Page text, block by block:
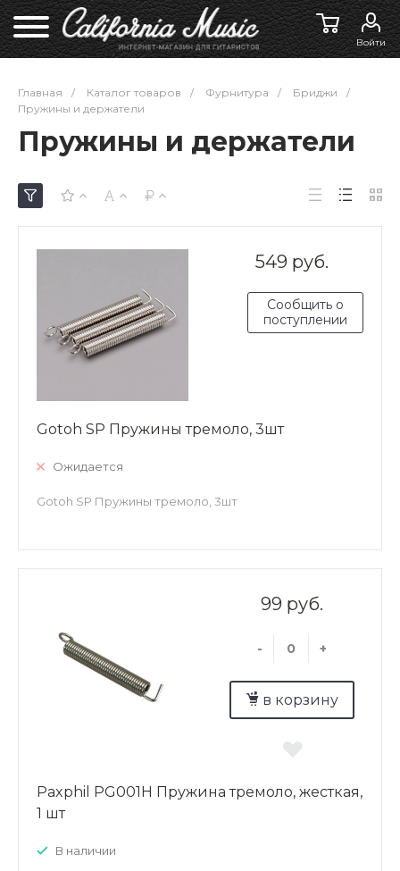
Войти
Главная / Каталог товаров / Фурнитура / Бриджи
/
Пружины и держатели
Пружины и держатели
549 руб.
Сообщить о
поступлении
Gotoh SP Пружины тремоло, 3шт
Ожидается
Gotoh SP Пружины тремоло, 3шт
99 руб.
- +
в корзину
Paxphil PG001H Пружина тремоло, жесткая,
1 шт
В наличии